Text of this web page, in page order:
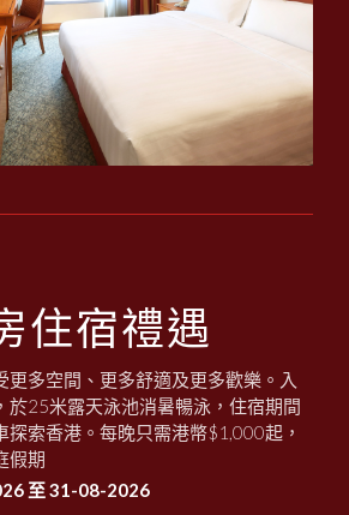
住宿禮遇
更多空間、更多舒適及更多歡樂。入
於25米露天泳池消暑暢泳，住宿期間
探索香港。每晚只需港幣$1,000起，
假期
至 31-08-2026